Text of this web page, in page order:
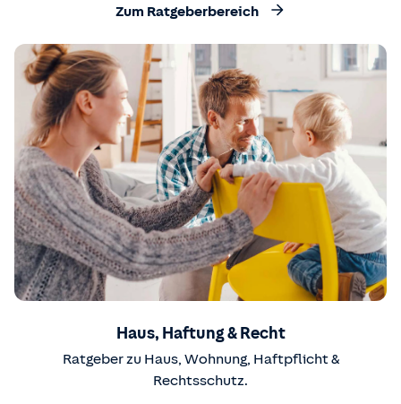
Zum Ratgeberbereich
Haus, Haftung & Recht
Ratgeber zu Haus, Wohnung, Haftpflicht &
Rechtsschutz.